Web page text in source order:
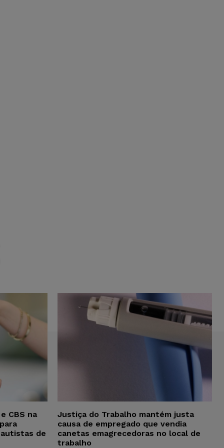
CBS na
de
Justiça do Trabalho mantém justa
causa de empregado que vendia
canetas emagrecedoras no local de
trabalho